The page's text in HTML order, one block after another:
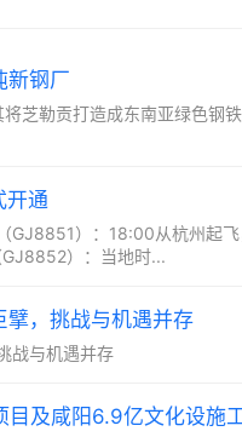
新钢厂
芝勒贡打造成东南亚绿色
开通
GJ8851）：18:00从杭州起
）：当地时...
擘，挑战与机遇并存
战与机遇并存
目及咸阳6.9亿文化设施